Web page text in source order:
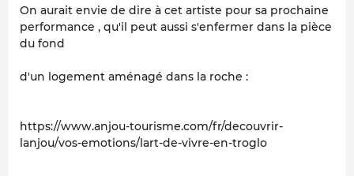
On aurait envie de dire à cet artiste pour sa prochaine
performance , qu'il peut aussi s'enfermer dans la pièce
du fond
d'un logement aménagé dans la roche :
https://www.anjou-tourisme.com/fr/decouvrir-
lanjou/vos-emotions/lart-de-vivre-en-troglo